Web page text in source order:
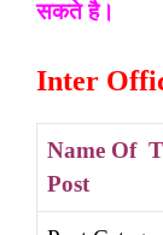
सकते है।
Inter
Name Of
Post